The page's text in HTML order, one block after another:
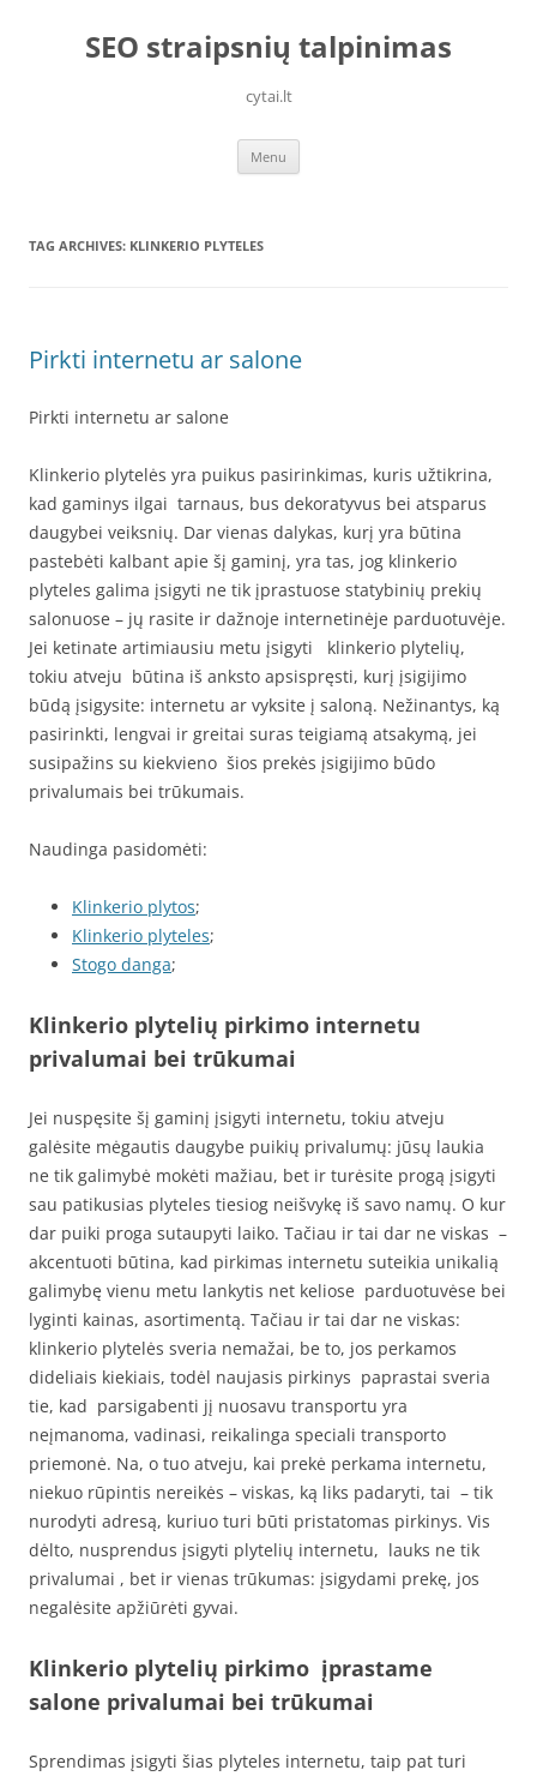
contentSEO straipsnių talpinimas
cytai.lt
Menu
TAG ARCHIVES: KLINKERIO PLYTELES
Pirkti internetu ar salone
Pirkti internetu ar salone
Klinkerio plytelės yra puikus pasirinkimas, kuris užtikrina,
kad gaminys ilgai tarnaus, bus dekoratyvus bei atsparus
daugybei veiksnių. Dar vienas dalykas, kurį yra būtina
pastebėti kalbant apie šį gaminį, yra tas, jog klinkerio
plyteles galima įsigyti ne tik įprastuose statybinių prekių
salonuose – jų rasite ir dažnoje internetinėje parduotuvėje.
Jei ketinate artimiausiu metu įsigyti klinkerio plytelių,
tokiu atveju būtina iš anksto apsispręsti, kurį įsigijimo
būdą įsigysite: internetu ar vyksite į saloną. Nežinantys, ką
pasirinkti, lengvai ir greitai suras teigiamą atsakymą, jei
susipažins su kiekvieno šios prekės įsigijimo būdo
privalumais bei trūkumais.
Naudinga pasidomėti:
Klinkerio plytos;
Klinkerio plyteles;
Stogo danga;
Klinkerio plytelių pirkimo internetu
privalumai bei trūkumai
Jei nuspęsite šį gaminį įsigyti internetu, tokiu atveju
galėsite mėgautis daugybe puikių privalumų: jūsų laukia
ne tik galimybė mokėti mažiau, bet ir turėsite progą įsigyti
sau patikusias plyteles tiesiog neišvykę iš savo namų. O kur
dar puiki proga sutaupyti laiko. Tačiau ir tai dar ne viskas –
akcentuoti būtina, kad pirkimas internetu suteikia unikalią
galimybę vienu metu lankytis net keliose parduotuvėse bei
lyginti kainas, asortimentą. Tačiau ir tai dar ne viskas:
klinkerio plytelės sveria nemažai, be to, jos perkamos
dideliais kiekiais, todėl naujasis pirkinys paprastai sveria
tie, kad parsigabenti jį nuosavu transportu yra
neįmanoma, vadinasi, reikalinga speciali transporto
priemonė. Na, o tuo atveju, kai prekė perkama internetu,
niekuo rūpintis nereikės – viskas, ką liks padaryti, tai – tik
nurodyti adresą, kuriuo turi būti pristatomas pirkinys. Vis
dėlto, nusprendus įsigyti plytelių internetu, lauks ne tik
privalumai , bet ir vienas trūkumas: įsigydami prekę, jos
negalėsite apžiūrėti gyvai.
Klinkerio plytelių pirkimo įprastame
salone privalumai bei trūkumai
Sprendimas įsigyti šias plyteles internetu, taip pat turi